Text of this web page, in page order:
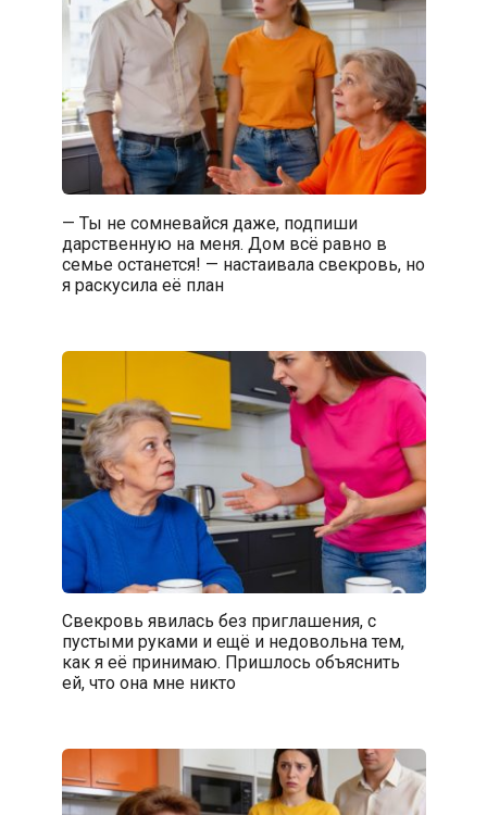
— Ты не сомневайся даже, подпиши
дарственную на меня. Дом всё равно в
семье останется! — настаивала свекровь, но
я раскусила её план
Свекровь явилась без приглашения, с
пустыми руками и ещё и недовольна тем,
как я её принимаю. Пришлось объяснить
ей, что она мне никто